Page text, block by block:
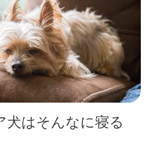
犬はそんなに寝る